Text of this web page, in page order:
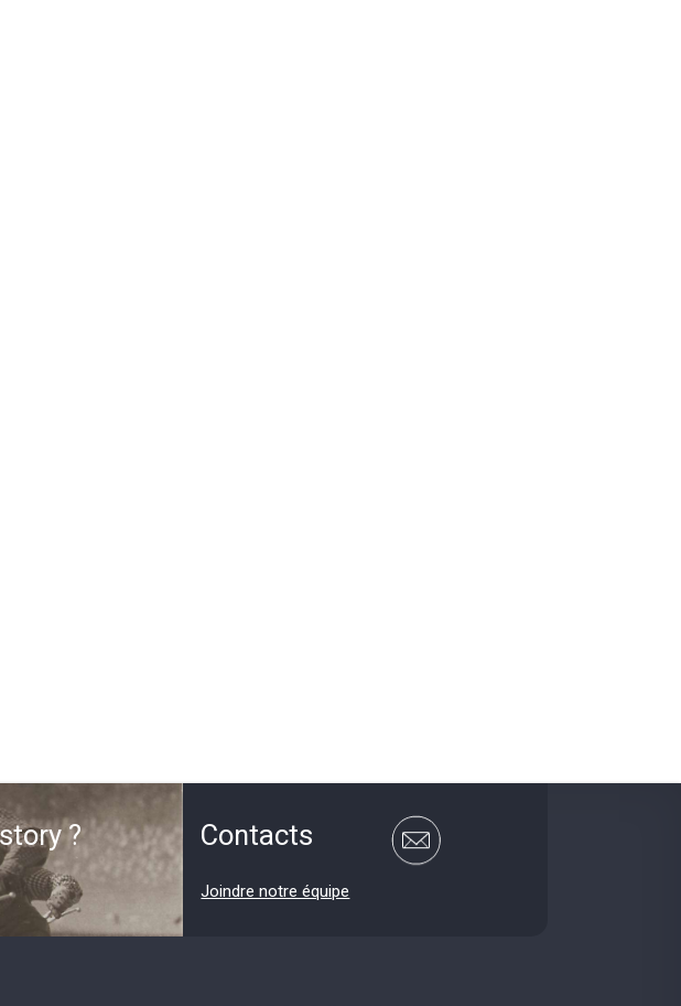
? Contacts
Joindre notre équipe